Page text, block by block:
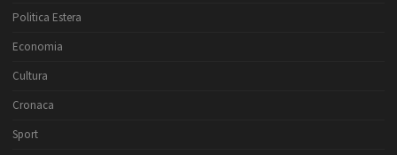
Politica Estera
Economia
Cultura
Cronaca
Sport